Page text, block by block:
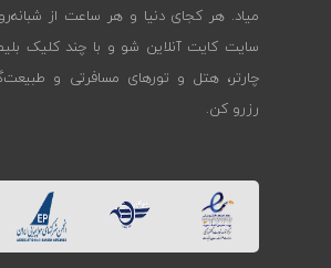
میاد. هر کجای دنیا و هر ساعت از
سایت کایت آنلاین شو و با چند کلیک
چارتر، هتل و تورهای مسافرتی و
رزرو کن.